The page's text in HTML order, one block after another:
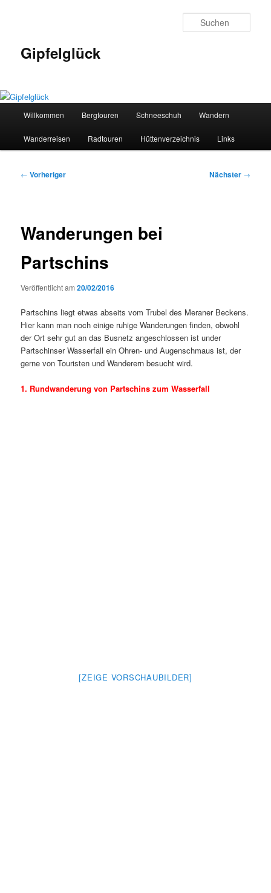
Gipfelglück
Willkommen Bergtouren Schneeschuh Wandern
Wanderreisen Radtouren Hüttenverzeichnis Links
Beitragsnavigation
← Vorheriger Nächster →
Wanderungen bei
Partschins
Veröffentlicht am20/02/2016
Partschins liegt etwas abseits vom Trubel des Meraner Beckens.
Hier kann man noch einige ruhige Wanderungen finden, obwohl
der Ort sehr gut an das Busnetz angeschlossen ist under
Partschinser Wasserfall ein Ohren- und Augenschmaus ist, der
gerne von Touristen und Wanderern besucht wird.
1. Rundwanderung von Partschins zum Wasserfall
[ZEIGE VORSCHAUBILDER]